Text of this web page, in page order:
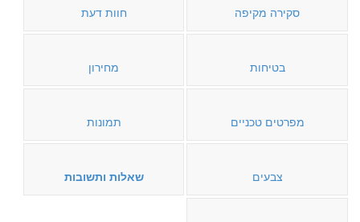
סקירה מקיפה חוות דעת
בטיחות מחירון
מפרטים טכניים תמונות
צבעים שאלות ותשובות